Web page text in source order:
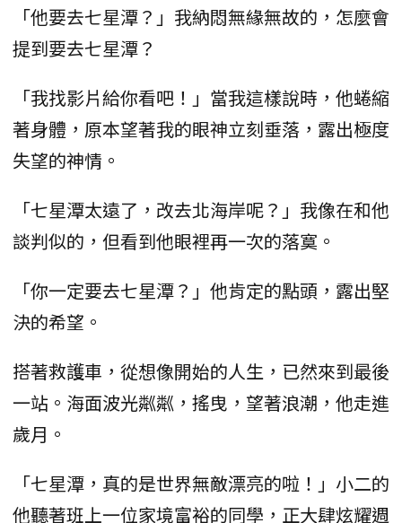
「他要去七星潭？」我納悶無緣無故的，怎麼會
提到要去七星潭？
「我找影片給你看吧！」當我這樣說時，他蜷縮
著身體，原本望著我的眼神立刻垂落，露出極度
失望的神情。
「七星潭太遠了，改去北海岸呢？」我像在和他
談判似的，但看到他眼裡再一次的落寞。
「你一定要去七星潭？」他肯定的點頭，露出堅
決的希望。
搭著救護車，從想像開始的人生，已然來到最後
一站。海面波光粼粼，搖曳，望著浪潮，他走進
歲月。
「七星潭，真的是世界無敵漂亮的啦！」小二的
他聽著班上一位家境富裕的同學，正大肆炫耀週